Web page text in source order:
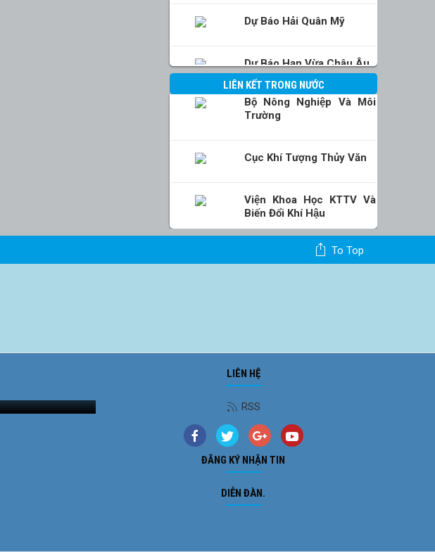
Dự Báo Hải Quân Mỹ
Dự Báo Hạn Vừa Châu Âu
LIÊN KẾT TRONG NƯỚC
Bộ Nông Nghiệp Và Môi
Trường
Cục Khí Tượng Thủy Văn
Viện Khoa Học KTTV Và
Biến Đổi Khí Hậu
To Top
LIÊN HỆ
RSS
ĐĂNG KÝ NHẬN TIN
DIỄN ĐÀN.